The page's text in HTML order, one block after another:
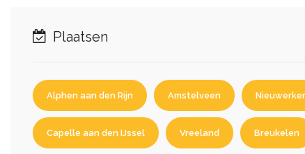
Plaatsen
Alphen aan den Rijn Amstelveen
Capelle aan den IJssel Vreeland Breukelen